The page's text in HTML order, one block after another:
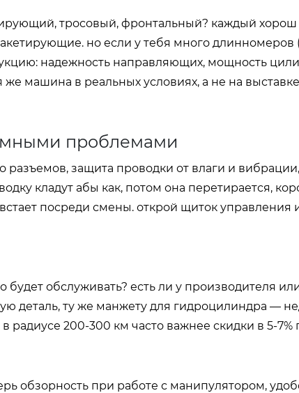
тросовый, фронтальный? каждый хорош
но если у тебя много длинномеров
надежность направляющих, мощность
же машина в реальных условиях, а не на
проблемами
разъемов, защита проводки от влаги и вибрации,
кладут абы как, потом она перетирается,
посреди смены. открой щиток управления
будет обслуживать? есть ли у производителя
деталь, ту же манжету для гидроцилиндра —
200-300 км часто важнее скидки в 5-7%
обзорность при работе с манипулятором,